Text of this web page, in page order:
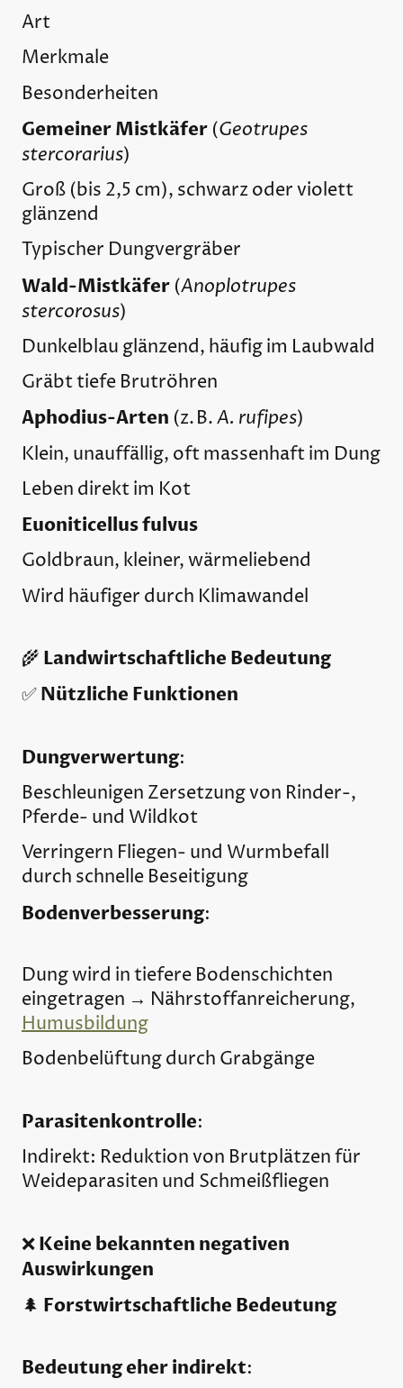
Art
Merkmale
Besonderheiten
Gemeiner Mistkäfer (Geotrupes
stercorarius)
Groß (bis 2,5 cm), schwarz oder violett
glänzend
Typischer Dungvergräber
Wald-Mistkäfer (Anoplotrupes
stercorosus)
Dunkelblau glänzend, häufig im Laubwald
Gräbt tiefe Brutröhren
Aphodius-Arten (z. B.A. rufipes)
Klein, unauffällig, oft massenhaft im Dung
Leben direkt im Kot
Euoniticellus fulvus
Goldbraun, kleiner, wärmeliebend
Wird häufiger durch Klimawandel
🌾 Landwirtschaftliche Bedeutung
✅Nützliche Funktionen
Dungverwertung:
Beschleunigen Zersetzung von Rinder-,
Pferde- und Wildkot
Verringern Fliegen- und Wurmbefall
durch schnelle Beseitigung
Bodenverbesserung:
Dung wird in tiefere Bodenschichten
eingetragen → Nährstoffanreicherung,
Humusbildung
Bodenbelüftung durch Grabgänge
Parasitenkontrolle:
Indirekt: Reduktion von Brutplätzen für
Weideparasiten und Schmeißfliegen
❌Keine bekannten negativen
Auswirkungen
🌲 Forstwirtschaftliche Bedeutung
Bedeutung eher indirekt: